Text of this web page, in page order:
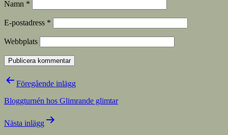
Namn *
E-postadress *
Webbplats
Inläggsnavigering
Föregående inlägg
Bloggturnén hos Glimrande glimtar
Nästa inlägg